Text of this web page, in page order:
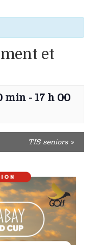
et
min - 17 h 00
TIS seniors »